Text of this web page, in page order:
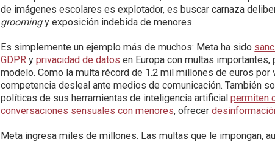
de imágenes escolares es explotador, es buscar carnaza
groomingy exposición indebida de menores.
Es simplemente un ejemplo más de muchos: Meta ha sido
GDPR yprivacidad de datos en Europa con multas
modelo. Como la multa récord de 1.2 mil millones de euros por
competencia desleal ante medios de comunicación. También
políticas de sus herramientas de inteligencia artificialpermiten
conversaciones sensuales con menores, ofrecer
Meta ingresa miles de millones. Las multas que le impongan,